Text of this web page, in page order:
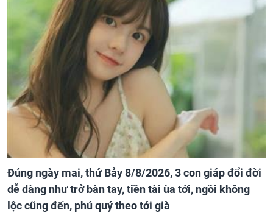
Đúng ngày mai, thứ Bảy 8/8/2026, 3 con giáp đổi đời
dễ dàng như trở bàn tay, tiền tài ùa tới, ngồi không
lộc cũng đến, phú quý theo tới già